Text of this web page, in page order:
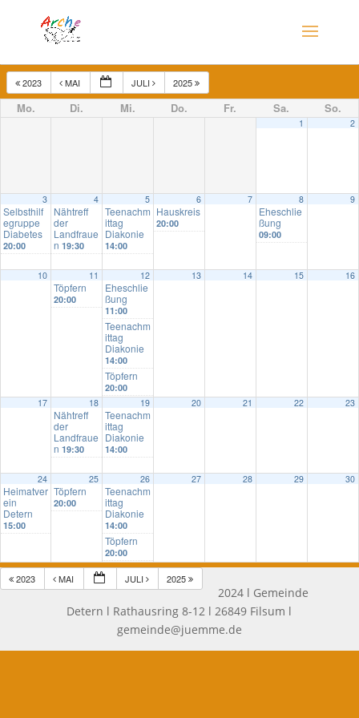
2023 MAI JULI 2025
Mo. Di. Mi. Do. Fr. Sa. So.
1 2
3
Selbsthilf
egruppe
Diabetes
20:00
4
Nähtreff
der
Landfraue
n 19:30
5
Teenachm
ittag
Diakonie
14:00
6
Hauskreis
20:00
7 8
Eheschlie
ßung
09:00
9
10 11
Töpfern
20:00
12
Eheschlie
ßung
11:00
Teenachm
ittag
Diakonie
14:00
Töpfern
20:00
13 14 15 16
17 18
Nähtreff
der
Landfraue
n 19:30
19
Teenachm
ittag
Diakonie
14:00
20 21 22 23
24
Heimatver
ein
Detern
15:00
25
Töpfern
20:00
26
Teenachm
ittag
Diakonie
14:00
Töpfern
20:00
27 28 29 30
2023 MAI JULI 2025
2024 l Gemeinde
Detern l Rathausring 8-12 l 26849 Filsum l
gemeinde@juemme.de